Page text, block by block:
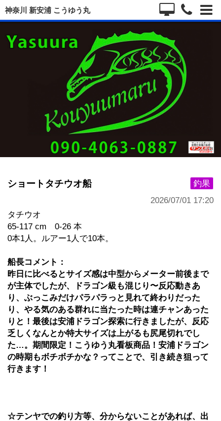
神奈川 新安浦 こうゆう丸
釣果
ショートタチウオ船
2026/07/01 17:20
タチウオ
65-117 cm 0-26 本
0本1人。ルアー1人で10本。
船長コメント：
昨日に比べるとサイズ感は中型からメーター前後まで
が主体でしたが、ドラゴン級も混じり〜反応動きあ
り、ぶっこみだけパラパラっと見れて終わりだった
り、やる気のある群れに当たった時は連チャンあった
りと！最後は安浦ドラゴン探索に行きましたが、反応
乏しくなんとか特大サイズは上がるも尻尾切れでし
た…。期間限定！こうゆう丸看板商品！安浦ドラゴン
の時期もボチボチかな？ってことで、引き続き狙って
行きます！
☆テンヤでの釣り方等、分からないことがあれば、出